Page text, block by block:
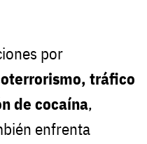
por
tráfico
de cocaína,
enfrenta